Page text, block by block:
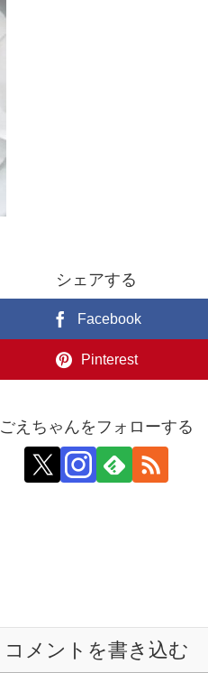
シェアする
Facebook
Pinterest
ごえちゃんをフォローする
コメントを書き込む